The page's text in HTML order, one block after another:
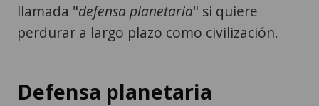
llamada "defensa planetaria" si quiere
perdurar a largo plazo como civilización.
Defensa planetaria